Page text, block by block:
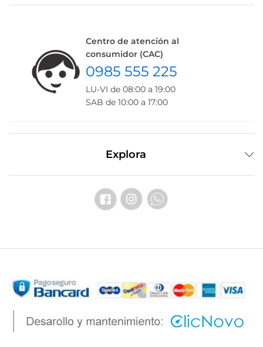
Centro de atención al
consumidor (CAC)
0985 555 225
LU-VI de 08:00 a 19:00
SAB de 10:00 a 17:00
Explora